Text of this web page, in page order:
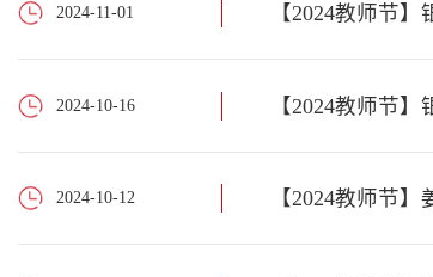
2024-11-01 【2024教师节
2024-10-16 【2024教师节
2024-10-12 【2024教师节